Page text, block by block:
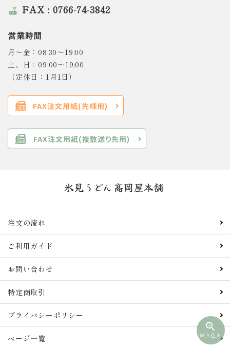
zoom_in
絞り込み
router FAX : 0766-74-3842
営業時間
月～金：08:30～19:00
土、日：09:00～19:00
（定休日：1月1日）
FAX注文用紙(先様用)
FAX注文用紙(複数送り先用)
注文の流れ
ご利用ガイド
お問い合わせ
特定商取引
プライバシーポリシー
ページ一覧